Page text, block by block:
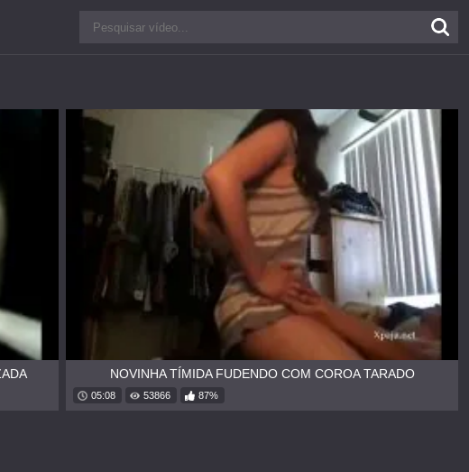
NOVINHA TÍMIDA FUDENDO COM COROA TARADO
05:08 53866 87%